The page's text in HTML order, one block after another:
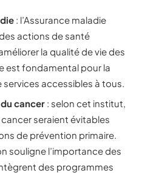
: l’Assurance maladie
actions de santé
la qualité de vie des
est fondamental pour la
services accessibles à tous.
cancer : selon cet institut,
seraient évitables
de prévention primaire.
souligne l’importance des
des programmes